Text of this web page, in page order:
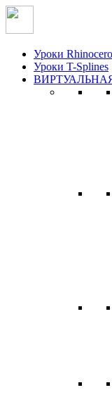
Уроки
Уроки T-Splines